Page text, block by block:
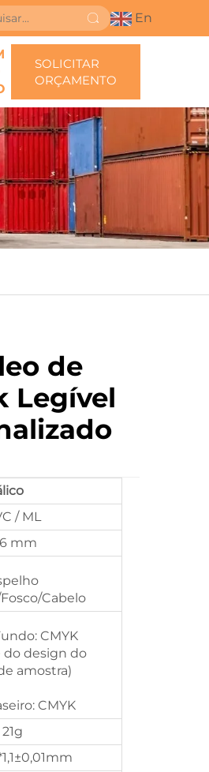
En
SOLICITAR
ORÇAMENTO
de
Legível
/ ML
mm
Cabelo
CMYK
do design do
amostra)
CMYK
21g